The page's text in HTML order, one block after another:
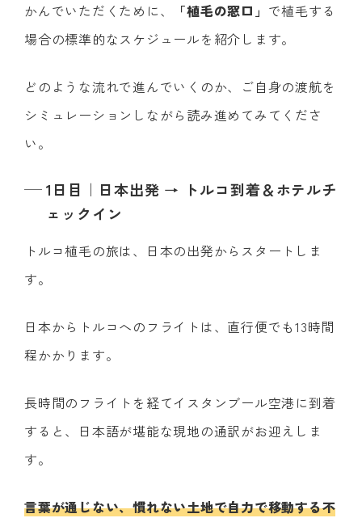
かんでいただくために、
「植毛の窓口」 で植毛する
場合の標準的なスケジュールを紹介します。
どのような流れで進んでいくのか、ご自身の渡航を
シミュレーションしながら読み進めてみてくださ
い。
1日目｜日本出発 → トルコ到着＆ホテルチ
ェックイン
トルコ植毛の旅は、日本の出発からスタートしま
す。
日本からトルコへのフライトは、直行便でも13時間
程かかります。
長時間のフライトを経てイスタンブール空港に到着
すると、日本語が堪能な現地の通訳がお迎えしま
す。
言葉が通じない、慣れない土地で自力で移動する不